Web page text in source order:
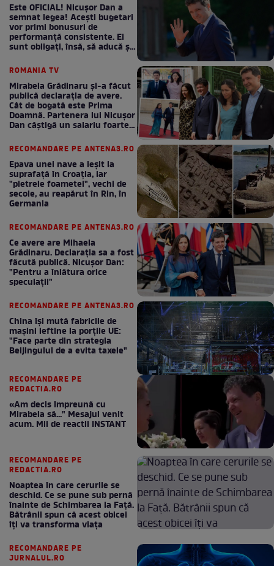
Este OFICIAL! Nicușor Dan a
semnat legea! Acești bugetari
vor primi bonusuri de
performanță consistente. Ei
sunt obligați, însă, să aducă și
ROMANIA TV
Mirabela Grădinaru și-a făcut
publică declarația de avere.
Cât de bogată este Prima
Doamnă. Partenera lui Nicușor
Dan câștigă un salariu foarte
RECOMANDARE PE ANTENA3.RO
Epava unei nave a ieșit la
suprafață în Croația, iar
"pietrele foametei", vechi de
secole, au reapărut în Rin, în
Germania
RECOMANDARE PE ANTENA3.RO
Ce avere are Mihaela
Grădinaru. Declarația sa a fost
făcută publică. Nicușor Dan:
"Pentru a înlătura orice
speculații"
RECOMANDARE PE ANTENA3.RO
China își mută fabricile de
mașini ieftine la porțile UE:
"Face parte din strategia
Beijingului de a evita taxele"
RECOMANDARE PE
REDACTIA.RO
«Am decis împreună cu
Mirabela să..." Mesajul venit
acum. Mii de reactii INSTANT
RECOMANDARE PE
REDACTIA.RO
Noaptea în care cerurile se
deschid. Ce se pune sub pernă
înainte de Schimbarea la Față.
Bătrânii spun că acest obicei
îți va transforma viața
RECOMANDARE PE
JURNALUL.RO